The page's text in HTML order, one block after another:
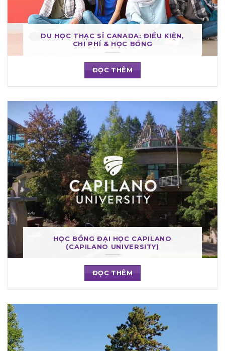
DU HỌC THẠC SĨ CANADA: ĐIỀU KIỆN,
CHI PHÍ & HỌC BỔNG
ĐỌC THÊM
HỌC BỔNG ĐẠI HỌC CAPILANO
(CAPILANO UNIVERSITY)
ĐỌC THÊM